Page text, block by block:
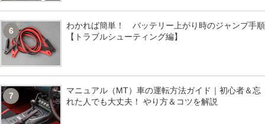
6
わかれば簡単！ バッテリー上がり時のジャンプ手順
【トラブルシューティング編】
7
マニュアル（MT）車の運転方法ガイド｜初心者＆忘
れた人でも大丈夫！ やり方＆コツを解説